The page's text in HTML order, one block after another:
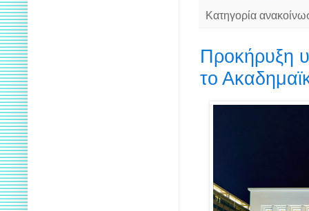
Κατηγορία
Προκήρυξη
το